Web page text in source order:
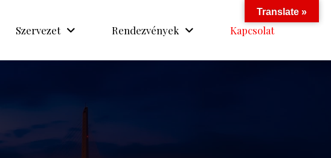
Szervezet Rendezvények Kapcsolat
Translate »